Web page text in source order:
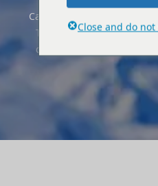
Casa
Trasferimento in auto da
dall'aeroporto a Tirana
Close and do